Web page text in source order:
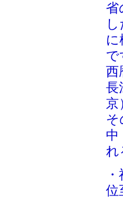
省
に
で
西
長
京
そ
中
れ
位